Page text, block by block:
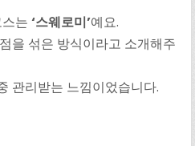
스는‘스웨로미’예요.
을 섞은 방식이라고 소개해주
관리받는 느낌이었습니다.